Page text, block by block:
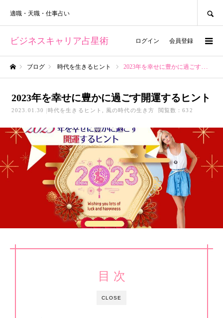
ビジネスキャリア占星術
適職・天職・仕事占い
ログイン 会員登録
ブログ 時代を生きるヒント 2023年を幸せに豊かに過ごす開運するヒント
2023年を幸せに豊かに過ごす開運するヒント
2023.01.30 時代を生きるヒント 風の時代の生き方 閲覧数：632
CLOSE
目 次